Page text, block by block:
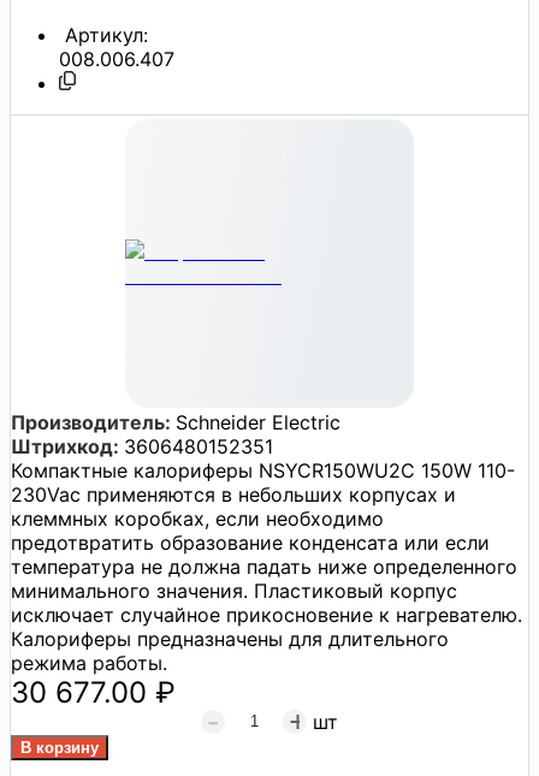
Артикул:
008.006.407
Производитель: Schneider Electric
Штрихкод: 3606480152351
Компактные калориферы NSYCR150WU2C 150W 110-
230Vac применяются в небольших корпусах и
клеммных коробках, если необходимо
предотвратить образование конденсата или если
температура не должна падать ниже определенного
минимального значения. Пластиковый корпус
исключает случайное прикосновение к нагревателю.
Калориферы предназначены для длительного
режима работы.
30 677.00 ₽
шт